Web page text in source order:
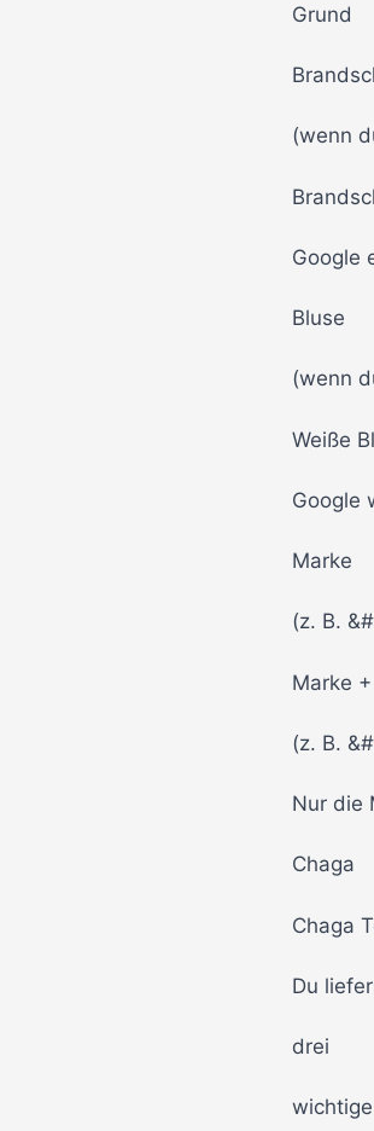
Grund
(wenn
Google
Bluse
(wenn
Weiße
Google
Marke
(z. B.
Marke
(z. B.
Nur die
Chaga
Chaga
Du
drei